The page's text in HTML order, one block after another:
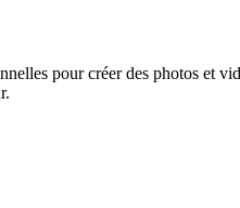
pour créer des photos et